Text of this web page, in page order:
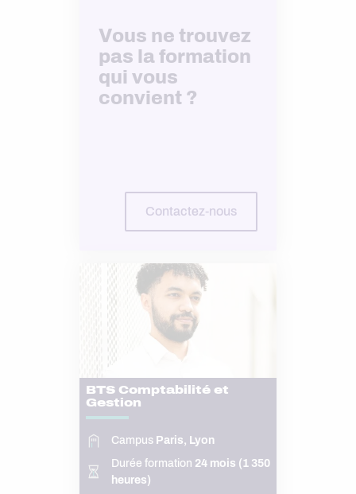
Vous ne trouvez
pas la formation
qui vous
convient ?
Contactez-nous
BTS Comptabilité et
Gestion
Campus Paris, Lyon
Durée formation 24 mois (1 350
heures)